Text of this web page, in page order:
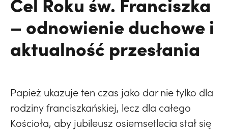
– odnowienie duchowe i
aktualność przesłania
Papież ukazuje ten czas jako dar nie tylko dla
rodziny franciszkańskiej, lecz dla całego
Kościoła, aby jubileusz osiemsetlecia stał się